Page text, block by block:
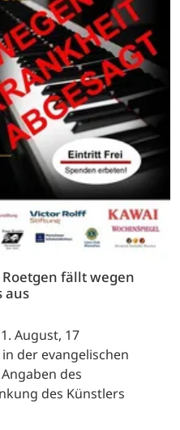
fällt wegen
aus
August, 17
der evangelischen
des
des Künstlers